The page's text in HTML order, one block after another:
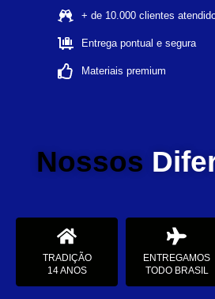
+ de 10.000 clientes
Entrega pontual e segura
Materiais premium
Nossos
TRADIÇÃO
14 ANOS
ENTREGAMOS
TODO BRASIL